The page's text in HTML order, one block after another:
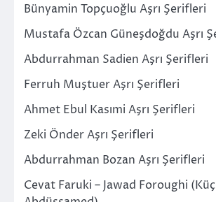
Bünyamin Topçuoğlu Aşrı Şerifleri
Mustafa Özcan Güneşdoğdu Aşrı
Abdurrahman Sadien Aşrı Şerifleri
Ferruh Muştuer Aşrı Şerifleri
Ahmet Ebul Kasımi Aşrı Şerifleri
Zeki Önder Aşrı Şerifleri
Abdurrahman Bozan Aşrı Şerifleri
Cevat Faruki – Jawad Foroughi